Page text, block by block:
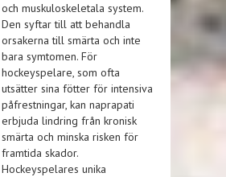
och muskuloskeletala system.
Den syftar till att behandla
orsakerna till smärta och inte
bara symtomen. För
hockeyspelare, som ofta
utsätter sina fötter för intensiva
påfrestningar, kan naprapati
erbjuda lindring från kronisk
smärta och minska risken för
framtida skador.
Hockeyspelares unika